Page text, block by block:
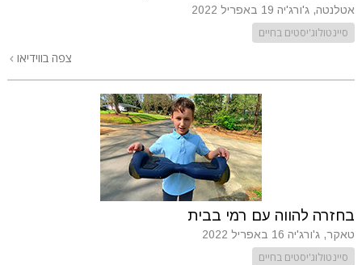
אטלנטה, ג'ורג'יה 19 באפריל 2022
סיינטולוג'יסטים בחיים
צפה בווידיאו
בחזרה להווה עם רמי בבית
טאקר, ג'ורג'יה 16 באפריל 2022
סיינטולוג'יסטים בחיים